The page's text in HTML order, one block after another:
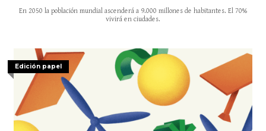
En 2050 la población mundial ascenderá a 9.000 millones de habitantes. El 70%
vivirá en ciudades.
Edición papel